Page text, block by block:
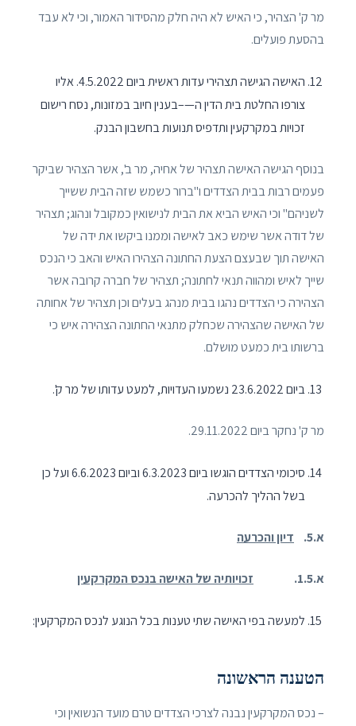
מר ק' הצהיר, כי האיש לא היה חלק מהסידור האמור, וכי לא עבד
בהסעת פועלים.
האישה הגישה תצהירי עדות ראשית ביום 4.5.2022. אליו
צורפו החלטת בית הדין ה—–בענין חיוב במזונות, נסח רישום
זכויות במקרקעין ותדפיס תנועות בחשבון הבנק.
בנוסף הגישה האישה תצהיר של אחיה, מר ב', אשר הצהיר שביקר
פעמים רבות בבית הצדדים ו"ברור כשמש שזה הבית ששייך
לשניהם" וכי האיש הביא את הבית לנישואין כמקובל ונהוג; תצהיר
של דודה אשר שימש כאב לאישה וממנו ביקשו את ידה של
האישה תוך שבעצם הצעת החתונה הצהירו האיש והאב כי הנכס
שייך לאיש ומהווה תנאי לחתונה; תצהיר של חברה קרובה אשר
הצהירה כי הצדדים נהגו בבית מנהג בעלים וכן תצהיר של אחותה
של האישה שהצהירה שכחלק מתנאי החתונה הצהירה איש כי
ברשותו בית כמעט מושלם.
ביום 23.6.2022 נשמעו העדויות, למעט עדותו של מר ק'.
מר ק' נחקר ביום 29.11.2022.
סיכומי הצדדים הוגשו ביום 6.3.2023 וביום 6.6.2023 ועל כן
בשל ההליך להכרעה.
א.5. דיון והכרעה
א.1.5. זכויותיה של האישה בנכס המקרקעין
למעשה בפי האישה שתי טענות בכל הנוגע לנכס המקרקעין:
הטענה הראשונה
– נכס המקרקעין נבנה לצרכי הצדדים טרם מועד הנשואין וכי